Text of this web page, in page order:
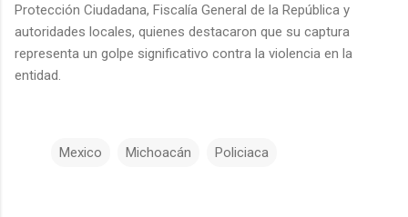
Protección Ciudadana, Fiscalía General de la República y
autoridades locales, quienes destacaron que su captura
representa un golpe significativo contra la violencia en la
entidad.
Mexico Michoacán Policiaca